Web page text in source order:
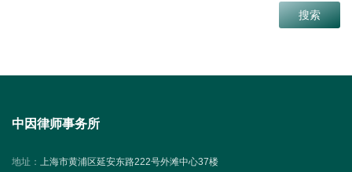
中因律师事务所
地址：
上海市黄浦区延安东路222号外滩中心37楼